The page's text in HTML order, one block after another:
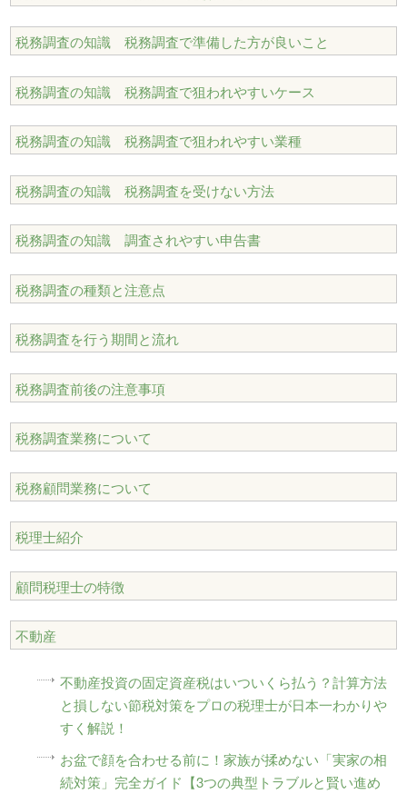
税務調査の知識 税務調査で準備した方が良いこと
税務調査の知識 税務調査で狙われやすいケース
税務調査の知識 税務調査で狙われやすい業種
税務調査の知識 税務調査を受けない方法
税務調査の知識 調査されやすい申告書
税務調査の種類と注意点
税務調査を行う期間と流れ
税務調査前後の注意事項
税務調査業務について
税務顧問業務について
税理士紹介
顧問税理士の特徴
不動産
不動産投資の固定資産税はいついくら払う？計算方法
と損しない節税対策をプロの税理士が日本一わかりや
すく解説！
お盆で顔を合わせる前に！家族が揉めない「実家の相
続対策」完全ガイド【3つの典型トラブルと賢い進め